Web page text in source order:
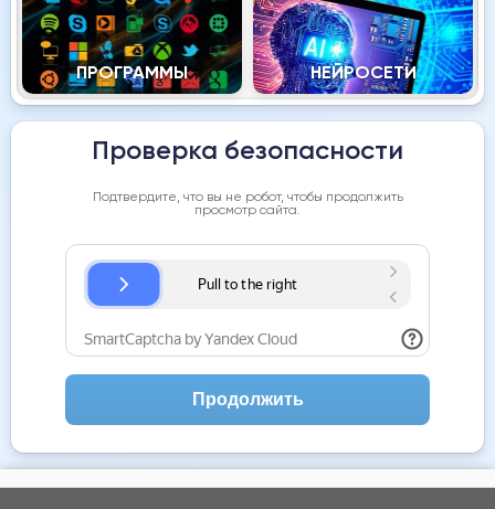
ПРОГРАММЫ НЕЙРОСЕТИ
Проверка безопасности
Подтвердите, что вы не робот, чтобы продолжить
просмотр сайта.
Продолжить